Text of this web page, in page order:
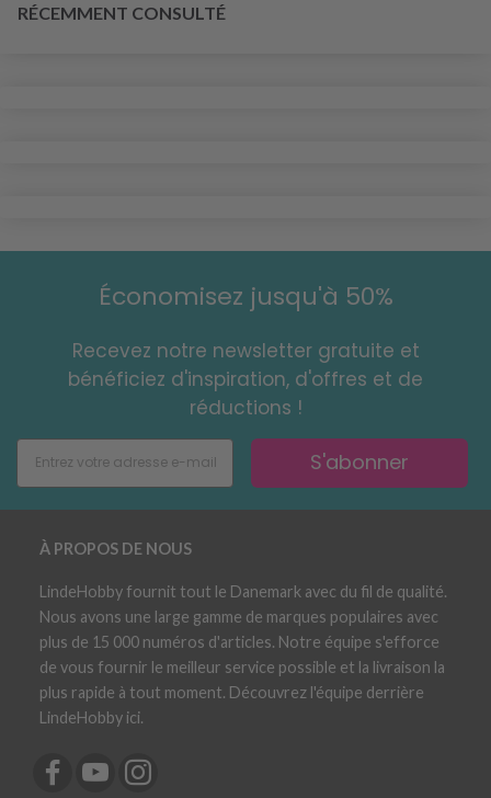
RÉCEMMENT CONSULTÉ
Économisez jusqu'à 50%
Recevez notre newsletter gratuite et
bénéficiez d'inspiration, d'offres et de
réductions !
S'abonner
À PROPOS DE NOUS
LindeHobby fournit tout le Danemark avec du fil de qualité.
Nous avons une large gamme de marques populaires avec
plus de 15 000 numéros d'articles. Notre équipe s'efforce
de vous fournir le meilleur service possible et la livraison la
plus rapide à tout moment. Découvrez l'équipe derrière
LindeHobby ici.